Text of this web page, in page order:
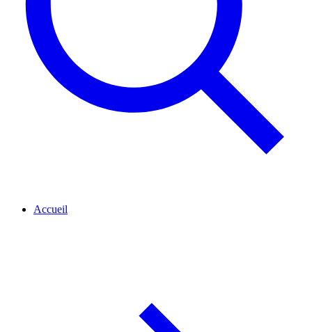
Accueil